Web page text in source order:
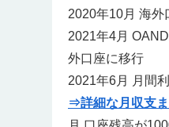
2020年10月 海外
2021年4月
外口座に移行
2021年6月 月間
⇒詳細な月収支